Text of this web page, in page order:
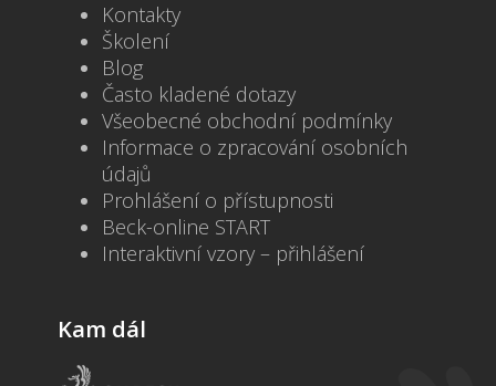
Kontakty
Školení
Blog
Často kladené dotazy
Všeobecné obchodní podmínky
Informace o zpracování osobních
údajů
Prohlášení o přístupnosti
Beck-online START
Interaktivní vzory – přihlášení
Kam dál